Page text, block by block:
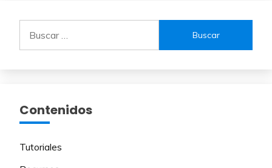
Contenidos
Tutoriales